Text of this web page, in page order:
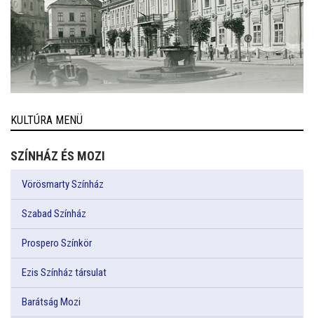
KULTÚRA MENÜ
SZÍNHÁZ ÉS MOZI
Vörösmarty Színház
Szabad Színház
Prospero Színkör
Ezis Színház társulat
Barátság Mozi